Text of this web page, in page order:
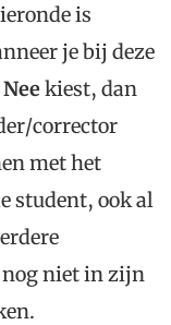
is
je bij deze
Neekiest, dan
corrector
met het
student, ook al
niet in zijn